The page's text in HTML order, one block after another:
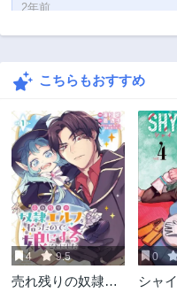
2年前
第4.1話
第3.2話
第3話
2年前
第2.1話
2年前
第1話
2年前
こちらもおすすめ
4 9.5
売れ残りの奴隷エ
0
シャイ